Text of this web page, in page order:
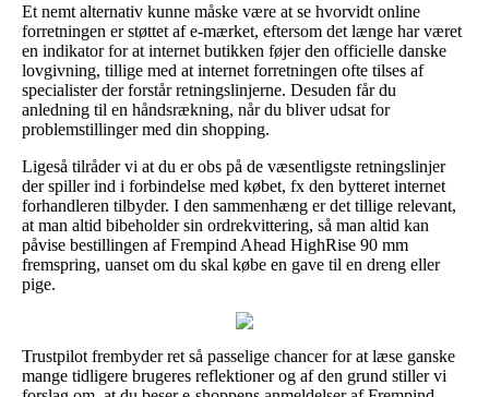
Et nemt alternativ kunne måske være at se hvorvidt online
forretningen er støttet af e-mærket, eftersom det længe har været
en indikator for at internet butikken føjer den officielle danske
lovgivning, tillige med at internet forretningen ofte tilses af
specialister der forstår retningslinjerne. Desuden får du
anledning til en håndsrækning, når du bliver udsat for
problemstillinger med din shopping.
Ligeså tilråder vi at du er obs på de væsentligste retningslinjer
der spiller ind i forbindelse med købet, fx den bytteret internet
forhandleren tilbyder. I den sammenhæng er det tillige relevant,
at man altid bibeholder sin ordrekvittering, så man altid kan
påvise bestillingen af Frempind Ahead HighRise 90 mm
fremspring, uanset om du skal købe en gave til en dreng eller
pige.
Trustpilot frembyder ret så passelige chancer for at læse ganske
mange tidligere brugeres reflektioner og af den grund stiller vi